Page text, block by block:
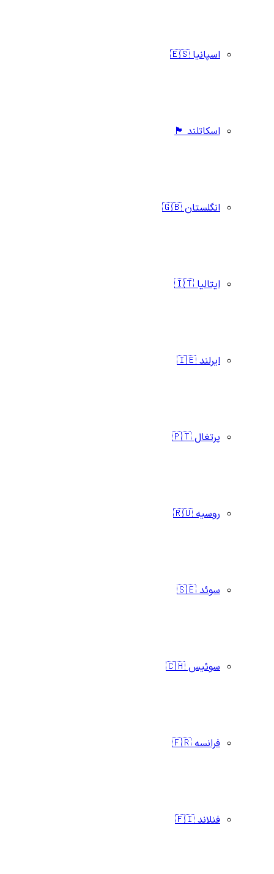
اسپانیا 🇪🇸
اسکاتلند 🏴󠁧󠁢󠁳󠁣󠁴󠁿
انگلستان 🇬🇧
ایتالیا 🇮🇹
ایرلند 🇮🇪
پرتغال 🇵🇹
روسیه 🇷🇺
سوئد 🇸🇪
سوئیس 🇨🇭
فرانسه 🇫🇷
فنلاند 🇫🇮